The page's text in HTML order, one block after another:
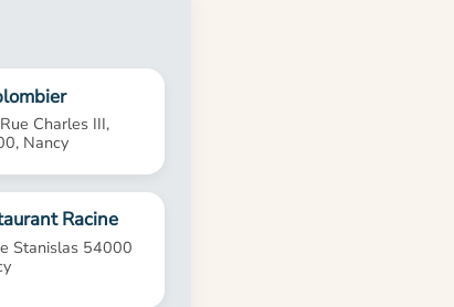
Charles III,
Nancy
Racine
Stanislas 54000